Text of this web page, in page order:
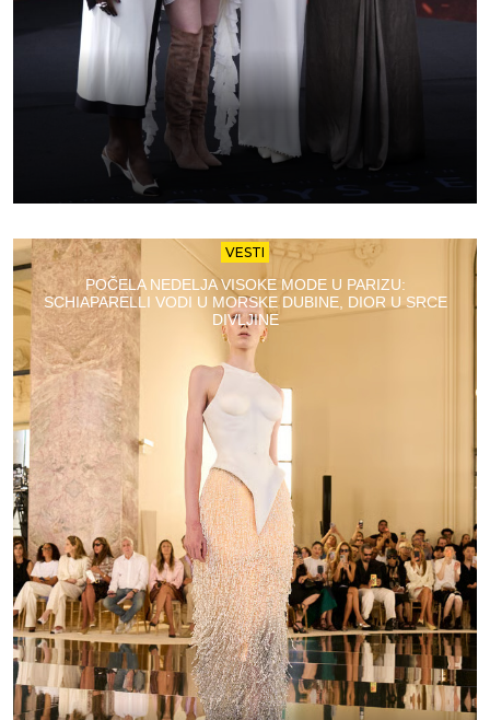
VESTI
POČELA NEDELJA VISOKE MODE U PARIZU:
SCHIAPARELLI VODI U MORSKE DUBINE, DIOR U SRCE
DIVLJINE